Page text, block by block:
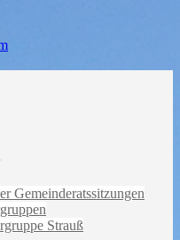
Gemeinderatssitzungen
Strauß